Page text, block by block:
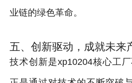
业链的绿色革命。
五、创新驱动，成就未来
技术创新是xp10204核心工